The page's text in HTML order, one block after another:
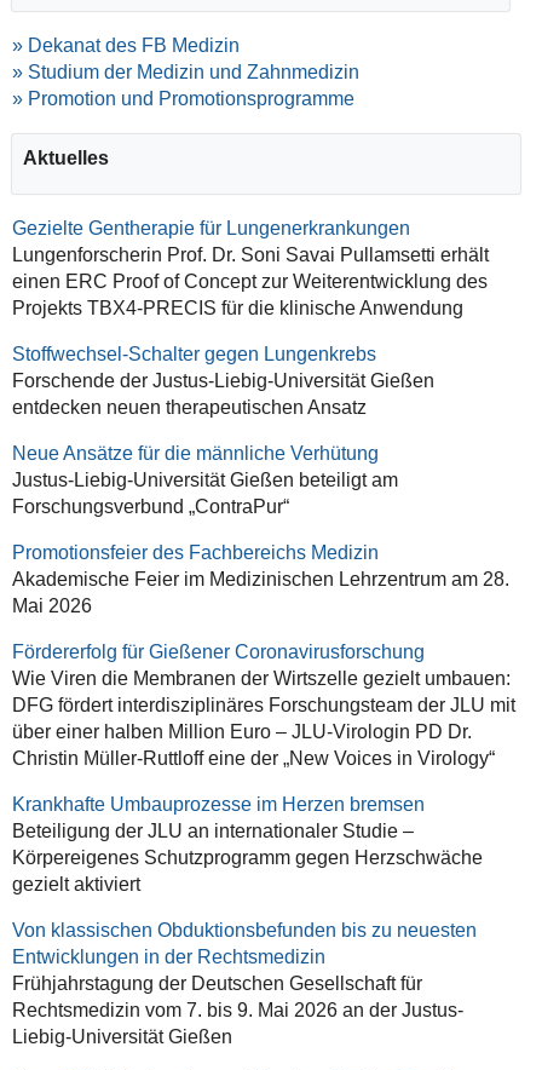
» Dekanat des FB Medizin
» Studium der Medizin und Zahnmedizin
» Promotion und Promotionsprogramme
Aktuelles
Gezielte Gentherapie für Lungenerkrankungen
Lungenforscherin Prof. Dr. Soni Savai Pullamsetti erhält
einen ERC Proof of Concept zur Weiterentwicklung des
Projekts TBX4-PRECIS für die klinische Anwendung
Stoffwechsel-Schalter gegen Lungenkrebs
Forschende der Justus-Liebig-Universität Gießen
entdecken neuen therapeutischen Ansatz
Neue Ansätze für die männliche Verhütung
Justus-Liebig-Universität Gießen beteiligt am
Forschungsverbund „ContraPur“
Promotionsfeier des Fachbereichs Medizin
Akademische Feier im Medizinischen Lehrzentrum am 28.
Mai 2026
Fördererfolg für Gießener Coronavirusforschung
Wie Viren die Membranen der Wirtszelle gezielt umbauen:
DFG fördert interdisziplinäres Forschungsteam der JLU mit
über einer halben Million Euro – JLU-Virologin PD Dr.
Christin Müller-Ruttloff eine der „New Voices in Virology“
Krankhafte Umbauprozesse im Herzen bremsen
Beteiligung der JLU an internationaler Studie –
Körpereigenes Schutzprogramm gegen Herzschwäche
gezielt aktiviert
Von klassischen Obduktionsbefunden bis zu neuesten
Entwicklungen in der Rechtsmedizin
Frühjahrstagung der Deutschen Gesellschaft für
Rechtsmedizin vom 7. bis 9. Mai 2026 an der Justus-
Liebig-Universität Gießen